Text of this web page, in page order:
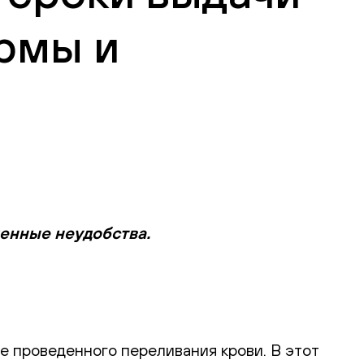
и
неудобства.
переливания крови. В этот